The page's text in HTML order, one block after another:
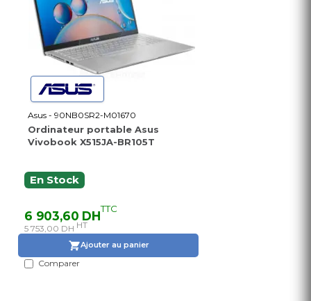
Asus - 90NB0SR2-M01670
Ordinateur portable Asus
Vivobook X515JA-BR105T
En Stock
6 903,60 DHTTC
5 753,00 DH HT
Ajouter au panier
Comparer